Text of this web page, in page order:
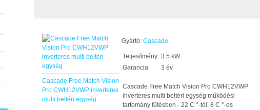
Cascade Free Match Vision
Pro CWH12VWP inverteres
multi beltéri egység
Gyártó: Cascade
Teljesítmény: 3.5 kW.
Garancia
3 év
Cascade Free Match Vision Pro CWH12VWP
inverteres multi beltéri egység működési
tartomány fűtésben - 22 C °-tól, 8 C °-os